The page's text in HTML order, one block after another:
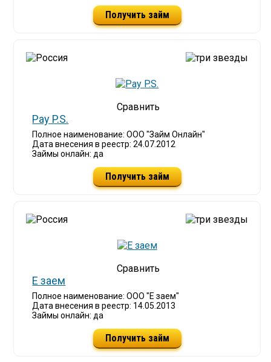
Получить займ
Pay P.S.
Полное наименование: ООО "Займ Онлайн"
Дата внесения в реестр: 24.07.2012
Займы онлайн: да
Получить займ
Е заем
Полное наименование: ООО "Е заем"
Дата внесения в реестр: 14.05.2013
Займы онлайн: да
Получить займ